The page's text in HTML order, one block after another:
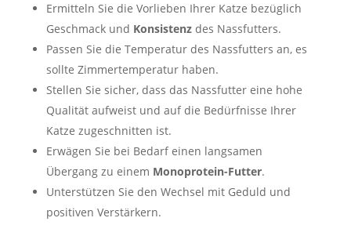
Ermitteln Sie die Vorlieben Ihrer Katze bezüglich
Geschmack und Konsistenzdes Nassfutters.
Passen Sie die Temperatur des Nassfutters an, es
sollte Zimmertemperatur haben.
Stellen Sie sicher, dass das Nassfutter eine hohe
Qualität aufweist und auf die Bedürfnisse Ihrer
Katze zugeschnitten ist.
Erwägen Sie bei Bedarf einen langsamen
Übergang zu einem Monoprotein-Futter.
Unterstützen Sie den Wechsel mit Geduld und
positiven Verstärkern.